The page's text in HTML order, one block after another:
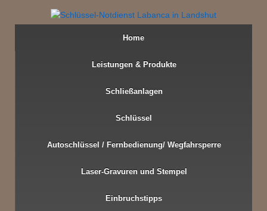
Home
Leistungen & Produkte
Schließanlagen
Schlüssel
Autoschlüssel / Fernbedienung/ Wegfahrsperre
Laser-Gravuren und Stempel
Einbruchstipps